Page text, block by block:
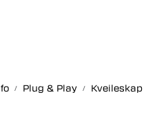
Plug & Play Kveileskap